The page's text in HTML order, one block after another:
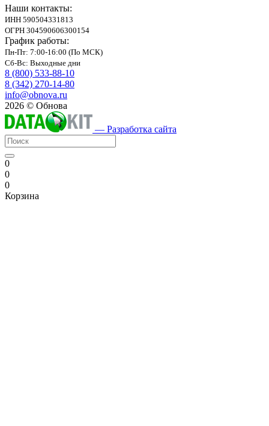
Наши контакты:
ИНН 590504331813
ОГРН 304590606300154
График работы:
Пн-Пт: 7:00-16:00 (По МСК)
Сб-Вс: Выходные дни
8 (800) 533-88-10
8 (342) 270-14-80
info@obnova.ru
2026 © Обнова
— Разработка сайта
0
0
0
Корзина